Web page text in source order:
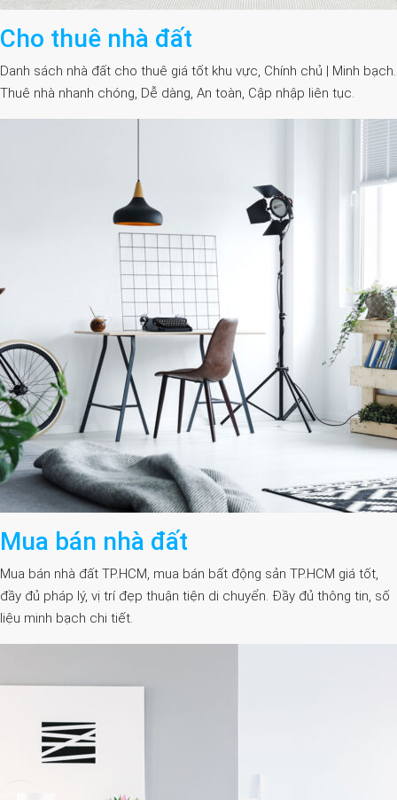
Cho thuê nhà đất
Danh sách nhà đất cho thuê giá tốt khu vực, Chính chủ | Minh bạch.
Thuê nhà nhanh chóng, Dễ dàng, An toàn, Cập nhập liên tục.
Mua bán nhà đất
Mua bán nhà đất TP.HCM, mua bán bất động sản TP.HCM giá tốt,
đầy đủ pháp lý, vị trí đẹp thuận tiện di chuyển. Đầy đủ thông tin, số
liệu minh bạch chi tiết.